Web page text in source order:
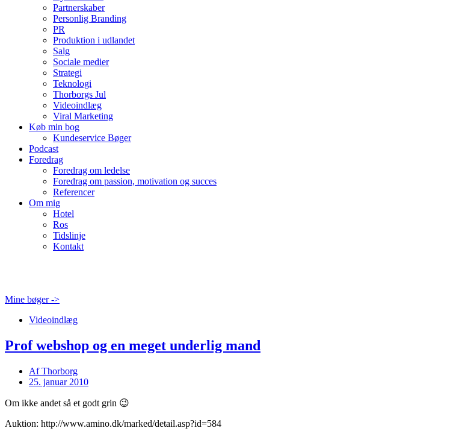
Partnerskaber
Personlig Branding
PR
Produktion i udlandet
Salg
Sociale medier
Strategi
Teknologi
Thorborgs Jul
Videoindlæg
Viral Marketing
Køb min bog
Kundeservice Bøger
Podcast
Foredrag
Foredrag om ledelse
Foredrag om passion, motivation og succes
Referencer
Om mig
Hotel
Ros
Tidslinje
Kontakt
Mine bøger ->
Videoindlæg
Prof webshop og en meget underlig mand
AfThorborg
25. januar 2010
Om ikke andet så et godt grin 😉
Auktion: http://www.amino.dk/marked/detail.asp?id=584